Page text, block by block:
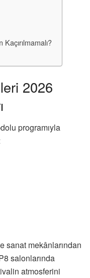
2026
programıyla
sanat mekânlarından
salonlarında
atmosferini